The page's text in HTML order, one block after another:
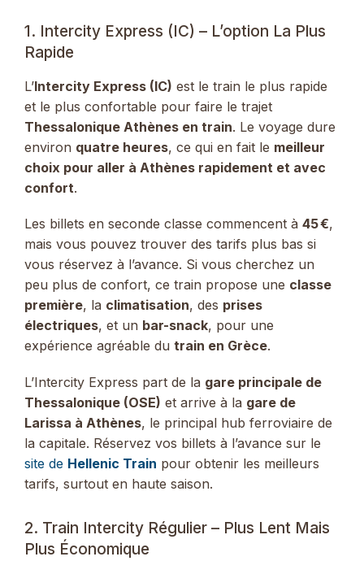
1. Intercity Express (IC) – L’option La Plus
Rapide
L’Intercity Express (IC) est le train le plus rapide
et le plus confortable pour faire le trajet
Thessalonique Athènes en train. Le voyage dure
environ quatre heures, ce qui en fait le meilleur
choix pour aller à Athènes rapidement et avec
confort.
Les billets en seconde classe commencent à 45 €,
mais vous pouvez trouver des tarifs plus bas si
vous réservez à l’avance. Si vous cherchez un
peu plus de confort, ce train propose une classe
première, la climatisation, des prises
électriques, et un bar-snack, pour une
expérience agréable du train en Grèce.
L’Intercity Express part de la gare principale de
Thessalonique (OSE) et arrive à la gare de
Larissa à Athènes, le principal hub ferroviaire de
la capitale. Réservez vos billets à l’avance sur le
site de Hellenic Train pour obtenir les meilleurs
tarifs, surtout en haute saison.
2. Train Intercity Régulier – Plus Lent Mais
Plus Économique